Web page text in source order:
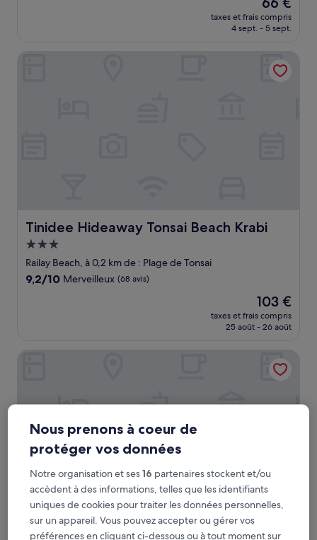
nouveau
prix
de
66 €
taxes et frais compris
4 sept. - 5 sept.
Tinidee Hideaway Tonsai Beach Krabi
Tinidee Hideaway Tonsai Beach Krabi
Hébergement
3.0 étoiles
Railay Beach, à 0,2 km de : Plage de Tonsai
9.2
9,2/10 Merveilleux (68 avis)
Le
nouveau
prix
de
103 €
103 €
taxes et frais compris
25 août - 26 août
Centara Ao Nang Beach Resort & Spa
Centara Ao Nang Beach Resort & Spa Krabi
Nous prenons à coeur de
protéger vos données
Notre organisation et ses16 partenaires stockent et/ou
accèdent à des informations, telles que les identifiants
uniques de cookies pour traiter les données personnelles,
sur un appareil. Vous pouvez accepter ou gérer vos
préférences en cliquant ci-dessous ou à tout moment sur